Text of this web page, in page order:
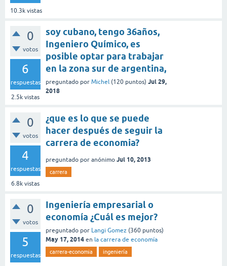
10.3k vistas
0
votos
6
respuestas
2.5k vistas
soy cubano, tengo 36años,
Ingeniero Químico, es
posible optar para trabajar
en la zona sur de argentina,
preguntado por Michel (120 puntos) Jul 29,
2018
0
votos
4
respuestas
6.8k vistas
¿que es lo que se puede
hacer después de seguir la
carrera de economia?
preguntado por anónimo Jul 10, 2013
carrera
0
votos
5
respuestas
Ingeniería empresarial o
economía ¿Cuál es mejor?
preguntado por Langi Gomez (360 puntos)
May 17, 2014 en la carrera de economía
carrera-economia ingeniería